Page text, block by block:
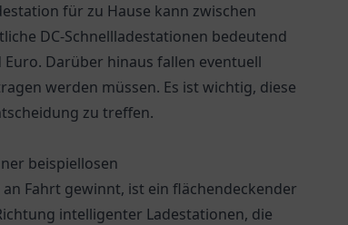
für zu Hause kann zwischen
DC-Schnellladestationen bedeutend
Darüber hinaus fallen eventuell
werden müssen. Es ist wichtig, diese
zu treffen.
beispiellosen
Fahrt gewinnt, ist ein flächendeckender
intelligenter Ladestationen, die